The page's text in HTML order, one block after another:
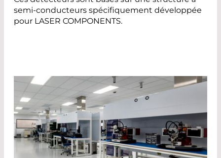
semi-conducteurs spécifiquement développée
pour LASER COMPONENTS.